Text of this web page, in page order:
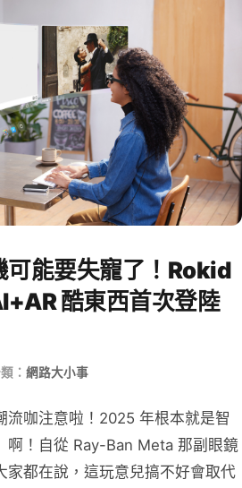
可能要失寵了！Rokid
酷東西首次登陸
： 網路大小事
流咖注意啦！2025 年根本就是智
啊！自從 Ray-Ban Meta 那副眼鏡
家都在說，這玩意兒搞不好會取代